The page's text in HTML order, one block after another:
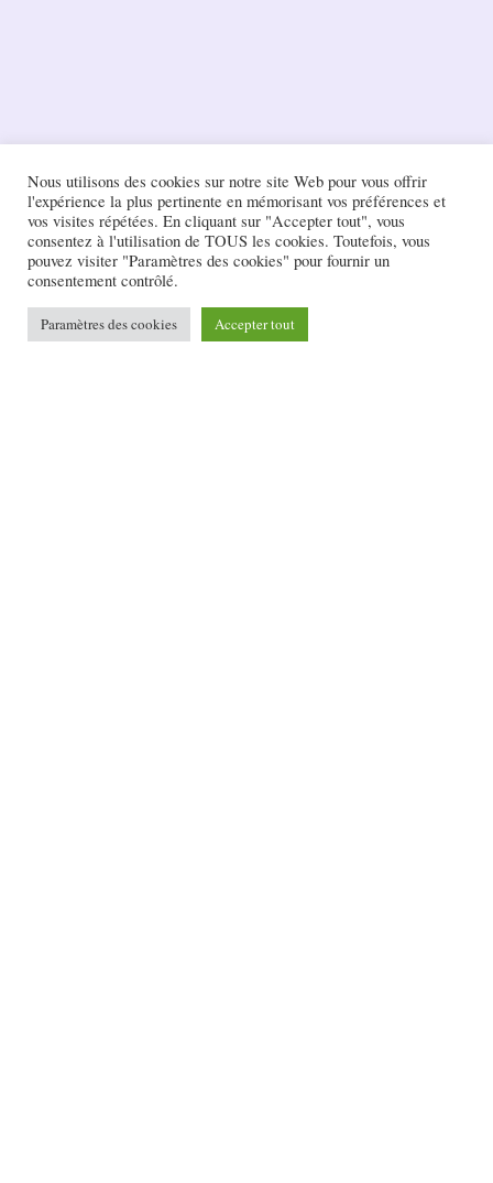
Nous utilisons des cookies sur notre site Web pour vous offrir
l'expérience la plus pertinente en mémorisant vos préférences et
vos visites répétées. En cliquant sur "Accepter tout", vous
consentez à l'utilisation de TOUS les cookies. Toutefois, vous
pouvez visiter "Paramètres des cookies" pour fournir un
consentement contrôlé.
Paramètres des cookies Accepter tout